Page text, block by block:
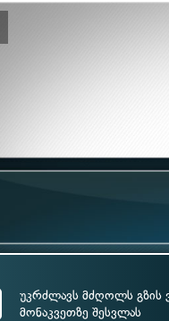
უკრძლავს მძღოლს გზის
მონაკვეთზე შესვლას